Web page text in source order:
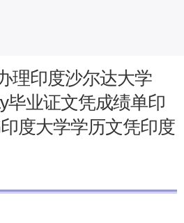
理印度沙尔达大学
毕业证文凭成绩单印
度大学学历文凭印度